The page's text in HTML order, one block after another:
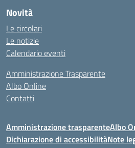
Novità
Le circolari
Le notizie
Calendario eventi
Amministrazione Trasparente
Albo Online
Contatti
Amministrazione trasparenteAlbo
Dichiarazione di accessibilitàNote